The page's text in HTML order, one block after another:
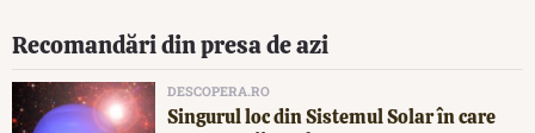
Recomandări din presa de azi
DESCOPERA.RO
Singurul loc din Sistemul Solar în care